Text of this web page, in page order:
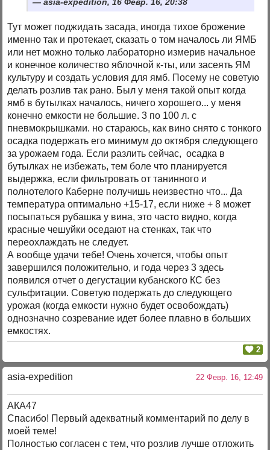
Тут может поджидать засада, иногда тихое брожение
именно так и протекает, сказать о том началось ли ЯМБ
или нет можно только лабораторно измерив начальное
и конечное количество яблочной к-ты, или засеять ЯМ
культуру и создать условия для ямб. Посему не советую
делать розлив так рано. Был у меня такой опыт когда
ямб в бутылках началось, ничего хорошего... у меня
конечно емкости не большие. 3 по 100 л. с
пневмокрышками. но стараюсь, как вино снято с тонкого
осадка подержать его минимум до октября следующего
за урожаем года. Если разлить сейчас, осадка в
бутылках не избежать, тем боле что планируется
выдержка, если фильтровать от танинного и
полнотелого Каберне получишь неизвестно что... Да
температура оптимально +15-17, если ниже + 8 может
посыпаться рубашка у вина, это часто видно, когда
красные чешуйки оседают на стенках, так что
переохлаждать не следует.
А вообще удачи тебе! Очень хочется, чтобы опыт
завершился положительно, и года через 3 здесь
появился отчет о дегустации кубанского КС без
сульфитации. Советую подержать до следующего
урожая (когда емкости нужно будет освобождать)
однозначно созревание идет более плавно в больших
емкостях.
2
asia-expedition 22 Февр. 16, 12:49
АКА47
Спасибо! Первый адекватный комментарий по делу в
моей теме!
Полностью согласен с тем, что розлив лучше отложить